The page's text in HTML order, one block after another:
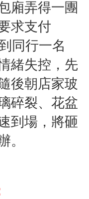
廂弄得一團
求支付
同行一名
緒失控，先
後朝店家玻
碎裂、花盆
到場，將砸
。